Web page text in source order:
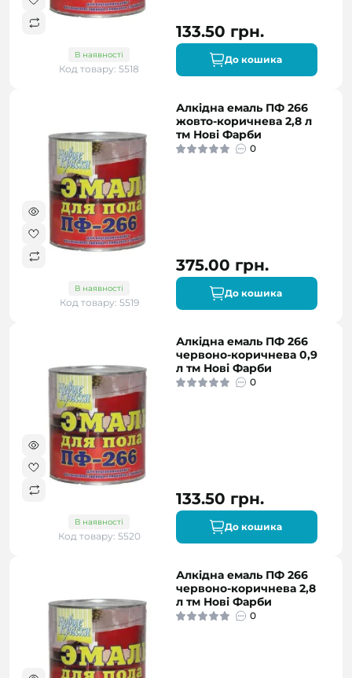
В наявності
Код товару: 5518
133.50 грн.
До кошика
В наявності
Код товару: 5519
Алкідна емаль ПФ 266
жовто-коричнева 2,8 л
тм Нові Фарби
0
375.00 грн.
До кошика
В наявності
Код товару: 5520
Алкідна емаль ПФ 266
червоно-коричнева 0,9
л тм Нові Фарби
0
133.50 грн.
До кошика
Алкідна емаль ПФ 266
червоно-коричнева 2,8
л тм Нові Фарби
0